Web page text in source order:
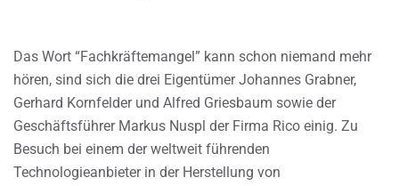
Das Wort “Fachkräftemangel” kann schon niemand mehr
hören, sind sich die drei Eigentümer Johannes Grabner,
Gerhard Kornfelder und Alfred Griesbaum sowie der
Geschäftsführer Markus Nuspl der Firma Rico einig. Zu
Besuch bei einem der weltweit führenden
Technologieanbieter in der Herstellung von